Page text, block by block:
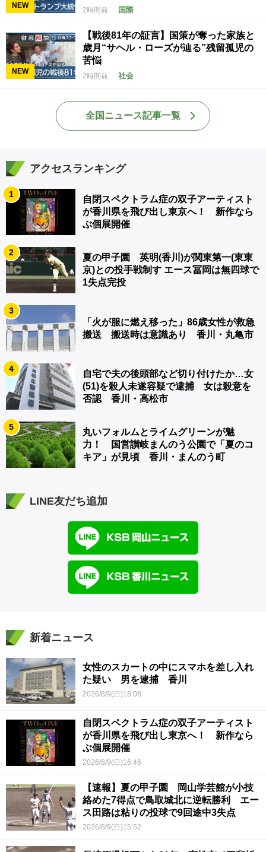
NEW
2時間前 国際
NEW
【戦後81年の証言】国策が奪った家族と
歳月“サヘル・ローズが辿る”残留孤児の
苦悩
2時間前 社会
全国ニュース記事一覧
アクセスランキング
1
自閉スペクトラム症の双子アーティスト
が香川県を飛び出し東京へ！ 新作なら
ぶ個展開催
2
夏の甲子園 英明(香川)が関東第一(東東
京)との投手戦制す エース冨岡は無四球で
1失点完投
3
「火が服に燃え移った」86歳女性が救急
搬送 搬送時は意識あり 香川・丸亀市
4
自宅で夫の後頭部など切り付けたか…女
(51)を殺人未遂容疑で逮捕 女は殺意を
否認 香川・高松市
5
丸いフォルムとライムグリーンが魅
力！ 国営讃岐まんのう公園で「夏のコ
キア」が見頃 香川・まんのう町
LINE友だち追加
新着ニュース
女性のスカートの中にスマホを差し入れ
た疑い 男を逮捕 香川
2026/8/9(日)18:08
自閉スペクトラム症の双子アーティスト
が香川県を飛び出し東京へ！ 新作なら
ぶ個展開催
2026/8/9(日)16:46
【速報】夏の甲子園 岡山学芸館が小技
絡めた7得点で鳥取城北に逆転勝利 エー
ス田路は粘りの投球で9回途中3失点
2026/8/9(日)15:52